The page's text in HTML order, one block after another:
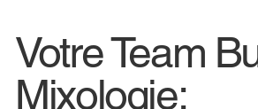
Votre Team
Mixologie: